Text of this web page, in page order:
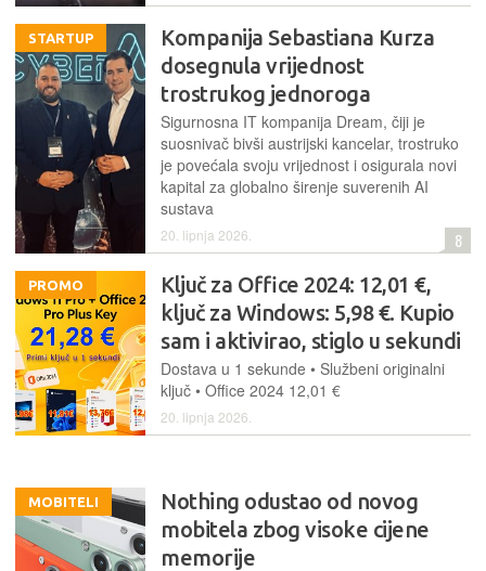
STARTUP
Kompanija Sebastiana Kurza
dosegnula vrijednost
trostrukog jednoroga
Sigurnosna IT kompanija Dream, čiji je
suosnivač bivši austrijski kancelar, trostruko
je povećala svoju vrijednost i osigurala novi
kapital za globalno širenje suverenih AI
sustava
20. lipnja 2026. 8
PROMO
Ključ za Office 2024: 12,01 €,
ključ za Windows: 5,98 €. Kupio
sam i aktivirao, stiglo u sekundi
Dostava u 1 sekunde • Službeni originalni
ključ • Office 2024 12,01 €
20. lipnja 2026.
MOBITELI
Nothing odustao od novog
mobitela zbog visoke cijene
memorije